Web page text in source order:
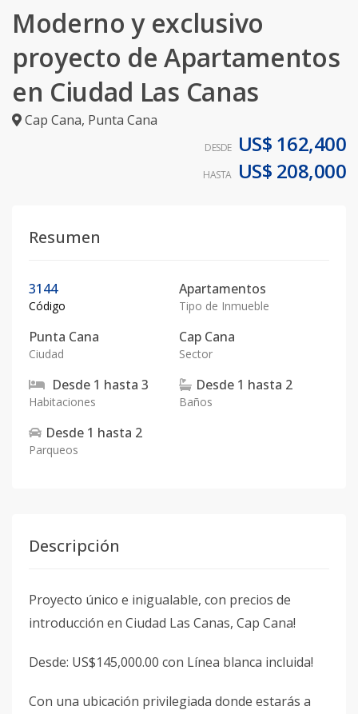
Moderno y exclusivo
proyecto de Apartamentos
en Ciudad Las Canas
Cap Cana, Punta Cana
DESDE US$ 162,400
HASTA US$ 208,000
Resumen
3144
Código
Apartamentos
Tipo de Inmueble
Punta Cana
Ciudad
Cap Cana
Sector
Desde 1 hasta 3
Habitaciones
Desde 1 hasta 2
Baños
Desde 1 hasta 2
Parqueos
Descripción
Proyecto único e inigualable, con precios de
introducción en Ciudad Las Canas, Cap Cana!
Desde: US$145,000.00 con Línea blanca incluida!
Con una ubicación privilegiada donde estarás a